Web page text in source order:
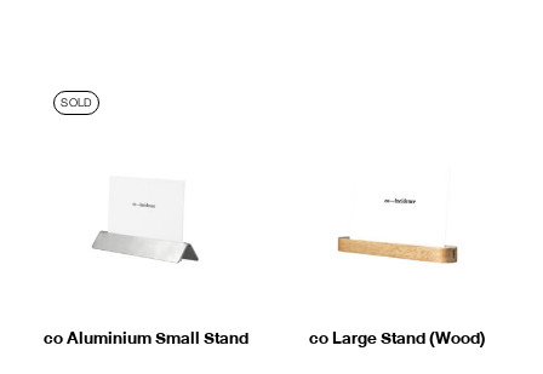
SOLD
co Aluminium Small Stand
co Large Stand (Wood)